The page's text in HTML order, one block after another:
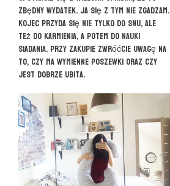
zbędny wydatek. Ja się z tym nie zgadzam.
Kojec przyda się nie tylko do snu, ale
też do karmienia, a potem do nauki
siadania. Przy zakupie zwróćcie uwagę na
to, czy ma wymienne poszewki oraz czy
jest dobrze ubita.